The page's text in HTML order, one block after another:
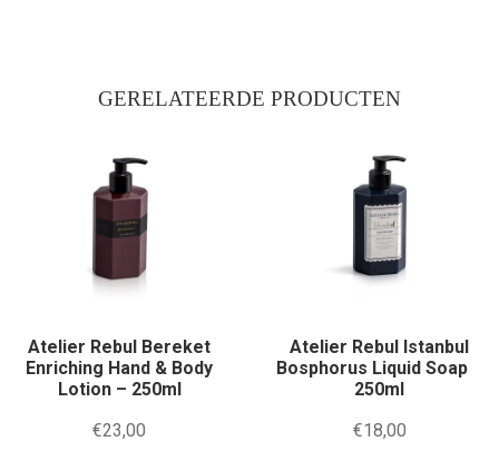
GERELATEERDE PRODUCTEN
Atelier Rebul Bereket
Enriching Hand & Body
Lotion – 250ml
€23,00
Atelier Rebul Istanbul
Bosphorus Liquid Soap –
250ml
€18,00